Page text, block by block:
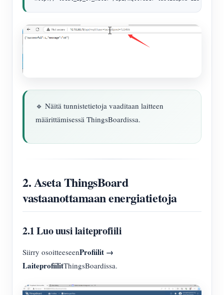
🔹 Näitä tunnistetietoja vaaditaan laitteen
määrittämisessä ThingsBoardissa.
2. Aseta ThingsBoard
vastaanottamaan energiatietoja
2.1 Luo uusi laiteprofiili
Siirry osoitteeseenProfiilit →
LaiteprofiilitThingsBoardissa.